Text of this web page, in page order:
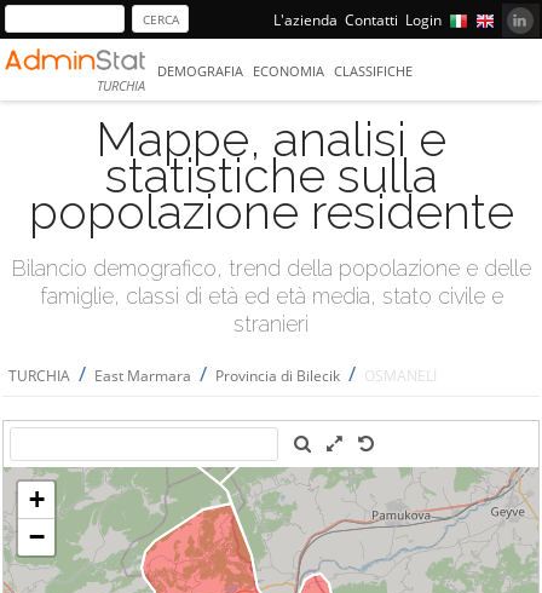
L'azienda Contatti Login
TURCHIA
DEMOGRAFIA ECONOMIA CLASSIFICHE
Mappe, analisi e
statistiche sulla
popolazione residente
Bilancio demografico, trend della popolazione e delle
famiglie, classi di età ed età media, stato civile e
stranieri
TURCHIA / East Marmara / Provincia di Bilecik / OSMANELİ